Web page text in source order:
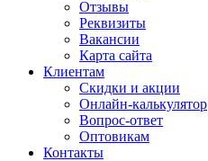
Отзывы
Реквизиты
Вакансии
Карта сайта
Клиентам
Скидки и акции
Онлайн-калькулятор
Вопрос-ответ
Оптовикам
Контакты